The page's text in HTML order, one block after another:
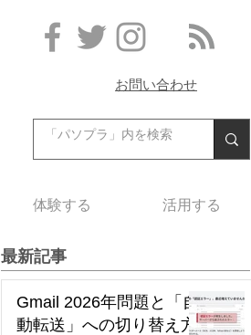
お問い合わせ
体験する 活用する
最新記事
Gmail 2026年問題と「自
動転送」への切り替え方